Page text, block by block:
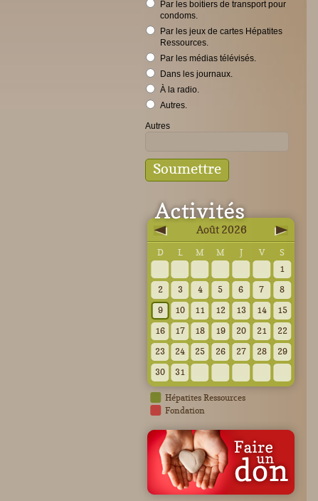
Par les boitiers de transport pour
condoms.
Par les jeux de cartes Hépatites
Ressources.
Par les médias télévisés.
Dans les journaux.
À la radio.
Autres.
Autres
Août 2026
D L M M J V
S
1
2
3 4 5 6 7
8
9
10 11 12 13 14
15
16
17 18 19 20 21
22
23
24 25 26 27 28
29
30
31
Hépatites Ressources
Fondation